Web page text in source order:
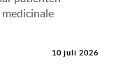
10 juli 2026